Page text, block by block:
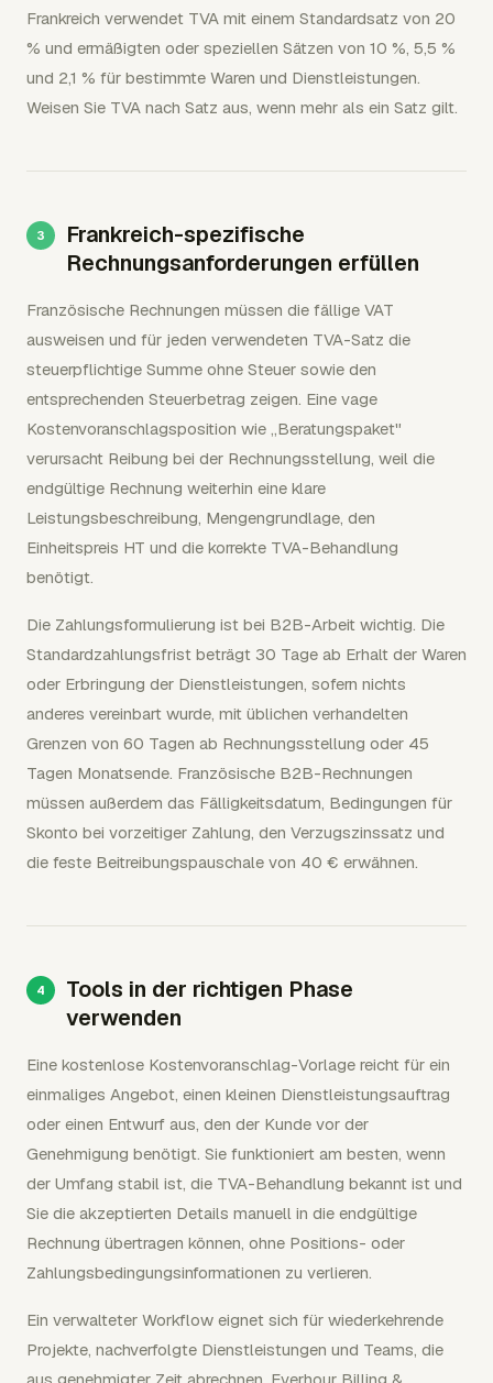
Frankreich verwendet TVA mit einem Standardsatz von 20
% und ermäßigten oder speziellen Sätzen von 10 %, 5,5 %
und 2,1 % für bestimmte Waren und Dienstleistungen.
Weisen Sie TVA nach Satz aus, wenn mehr als ein Satz gilt.
Frankreich-spezifische
Rechnungsanforderungen erfüllen
Französische Rechnungen müssen die fällige VAT
ausweisen und für jeden verwendeten TVA-Satz die
steuerpflichtige Summe ohne Steuer sowie den
entsprechenden Steuerbetrag zeigen. Eine vage
Kostenvoranschlagsposition wie „Beratungspaket"
verursacht Reibung bei der Rechnungsstellung, weil die
endgültige Rechnung weiterhin eine klare
Leistungsbeschreibung, Mengengrundlage, den
Einheitspreis HT und die korrekte TVA-Behandlung
benötigt.
Die Zahlungsformulierung ist bei B2B-Arbeit wichtig. Die
Standardzahlungsfrist beträgt 30 Tage ab Erhalt der Waren
oder Erbringung der Dienstleistungen, sofern nichts
anderes vereinbart wurde, mit üblichen verhandelten
Grenzen von 60 Tagen ab Rechnungsstellung oder 45
Tagen Monatsende. Französische B2B-Rechnungen
müssen außerdem das Fälligkeitsdatum, Bedingungen für
Skonto bei vorzeitiger Zahlung, den Verzugszinssatz und
die feste Beitreibungspauschale von 40 € erwähnen.
Tools in der richtigen Phase
verwenden
Eine kostenlose Kostenvoranschlag-Vorlage reicht für ein
einmaliges Angebot, einen kleinen Dienstleistungsauftrag
oder einen Entwurf aus, den der Kunde vor der
Genehmigung benötigt. Sie funktioniert am besten, wenn
der Umfang stabil ist, die TVA-Behandlung bekannt ist und
Sie die akzeptierten Details manuell in die endgültige
Rechnung übertragen können, ohne Positions- oder
Zahlungsbedingungsinformationen zu verlieren.
Ein verwalteter Workflow eignet sich für wiederkehrende
Projekte, nachverfolgte Dienstleistungen und Teams, die